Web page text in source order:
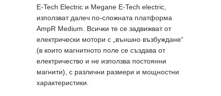
E-Tech Electric и Megane E-Tech electric,
използват далеч по-сложната платформа
AmpR Medium. Всички те се задвижват от
електрически мотори с „външно възбуждане“
(в които магнитното поле се създава от
електричество и не използва постоянни
магнити), с различни размери и мощностни
характеристики.